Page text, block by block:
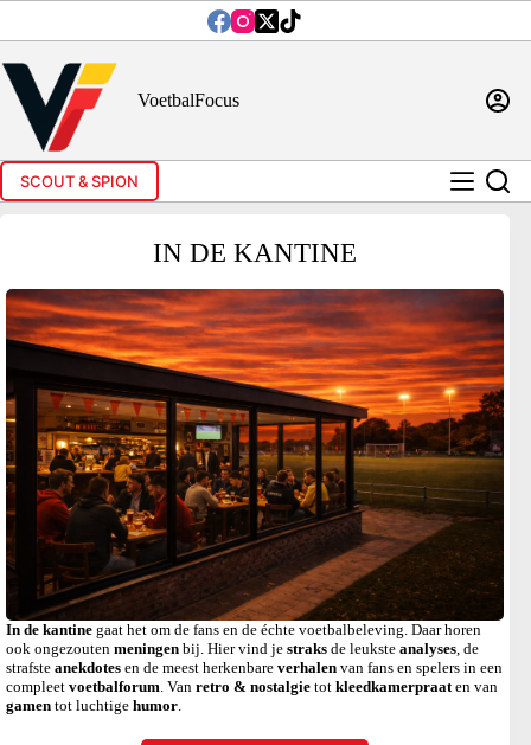
inhoud
VoetbalFocus
SCOUT & SPION
IN DE KANTINE
In de kantine gaat het om de fans en de échte voetbalbeleving. Daar horen
ook ongezouten meningen bij. Hier vind je straks de leukste analyses, de
strafste anekdotes en de meest herkenbare verhalen van fans en spelers in een
compleet voetbalforum. Van retro & nostalgie tot kleedkamerpraaten van
gamen tot luchtige humor.